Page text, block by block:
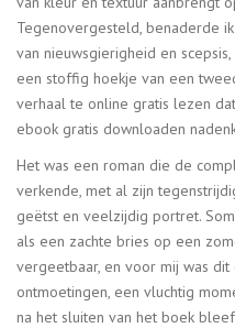
Tegenovergesteld, benaderde
van nieuwsgierigheid en
een stoffig hoekje van een
verhaal te online gratis lezen
ebook gratis downloaden
Het was een roman die de
verkende, met al zijn
geëtst en veelzijdig portret.
als een zachte bries op een
vergeetbaar, en voor mij was
ontmoetingen, een vluchtig
na het sluiten van het boek